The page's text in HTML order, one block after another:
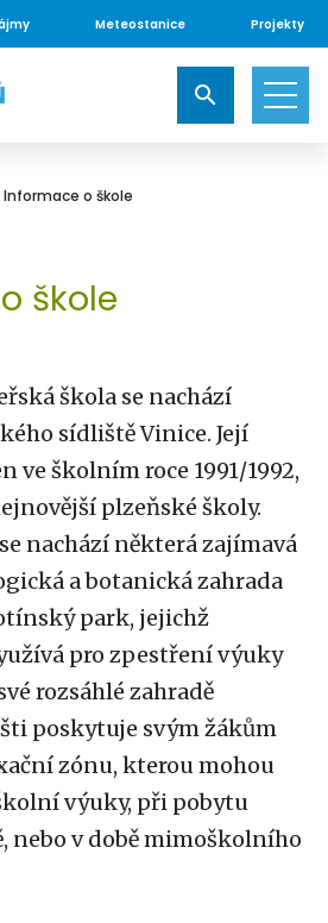
Meteostanice Projekty
Informace o škole
škole
škola se nachází
sídliště Vinice. Její
ve školním roce 1991/1992,
plzeňské školy.
nachází některá zajímavá
a botanická zahrada
park, jejichž
pro zpestření výuky
rozsáhlé zahradě
poskytuje svým žákům
zónu, kterou mohou
výuky, při pobytu
nebo v době mimoškolního